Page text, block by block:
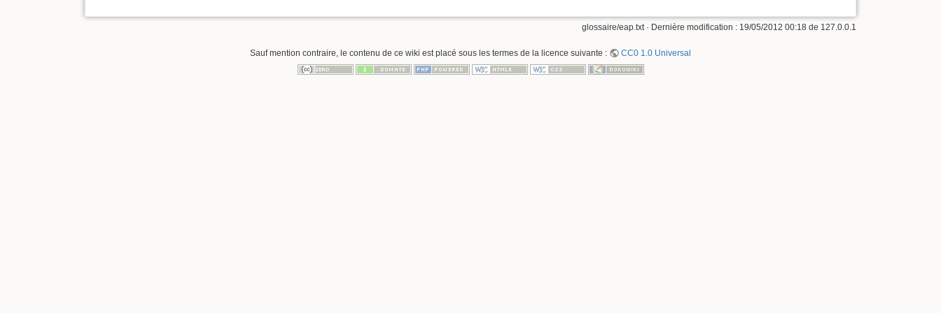
glossaire/eap.txt· Dernière modification : 19/05/2012 00:18 de 127.0.0.1
Sauf mention contraire, le contenu de ce wiki est placé sous les termes de la licence suivante : CC0 1.0 Universal